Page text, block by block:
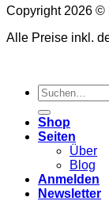
Copyright 2026 ©
Alle Preise inkl.
Suchen
nach:
Shop
Seiten
Über
Blog
Anmelden
Newsletter